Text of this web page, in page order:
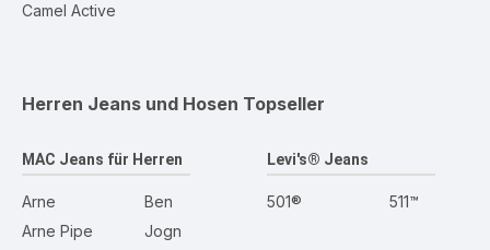
Camel Active
Herren Jeans und Hosen Topseller
MAC Jeans für Herren
Arne
Arne Pipe
Ben
Jogn
Levi's® Jeans
501® 511™